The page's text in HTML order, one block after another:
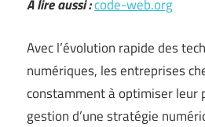
A lire aussi :code-web.org
Avec l’évolution rapide des
numériques, les entreprises
constamment à optimiser leur
gestion d’une stratégie